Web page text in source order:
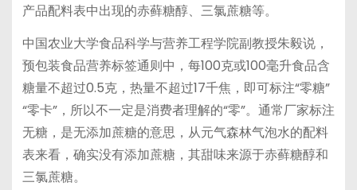
产品配料表中出现的赤藓糖醇、三氯蔗糖等。
中国农业大学食品科学与营养工程学院副教授朱毅说，
预包装食品营养标签通则中，每100克或100毫升食品含
糖量不超过0.5克，热量不超过17千焦，即可标注“零糖”
“零卡”，所以不一定是消费者理解的“零”。通常厂家标注
无糖，是无添加蔗糖的意思，从元气森林气泡水的配料
表来看，确实没有添加蔗糖，其甜味来源于赤藓糖醇和
三氯蔗糖。